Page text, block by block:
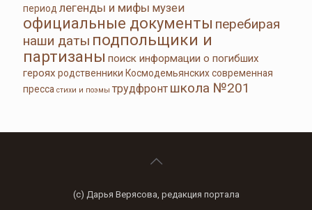
период легенды и мифы музеи
официальные документы перебирая
наши даты подпольщики и
партизаны поиск информации о погибших
героях родственники Космодемьянскихсовременная
пресса стихи и поэмы трудфронт школа №201
(с) Дарья Верясова, редакция портала